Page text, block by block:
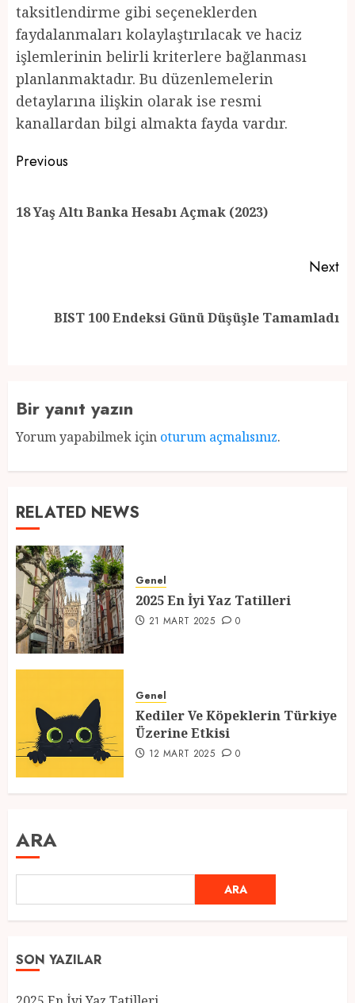
taksitlendirme gibi seçeneklerden
faydalanmaları kolaylaştırılacak ve haciz
işlemlerinin belirli kriterlere bağlanması
planlanmaktadır. Bu düzenlemelerin
detaylarına ilişkin olarak ise resmi
kanallardan bilgi almakta fayda vardır.
Post
Previous
18 Yaş Altı Banka Hesabı Açmak (2023)
Next
BIST 100 Endeksi Günü Düşüşle Tamamladı
Bir yanıt yazın
Yorum yapabilmek için oturum açmalısınız.
RELATED NEWS
Genel
2025 En İyi Yaz Tatilleri
21 MART 2025 0
Genel
Kediler Ve Köpeklerin Türkiye
Üzerine Etkisi
12 MART 2025 0
ARA
ARA
SON YAZILAR